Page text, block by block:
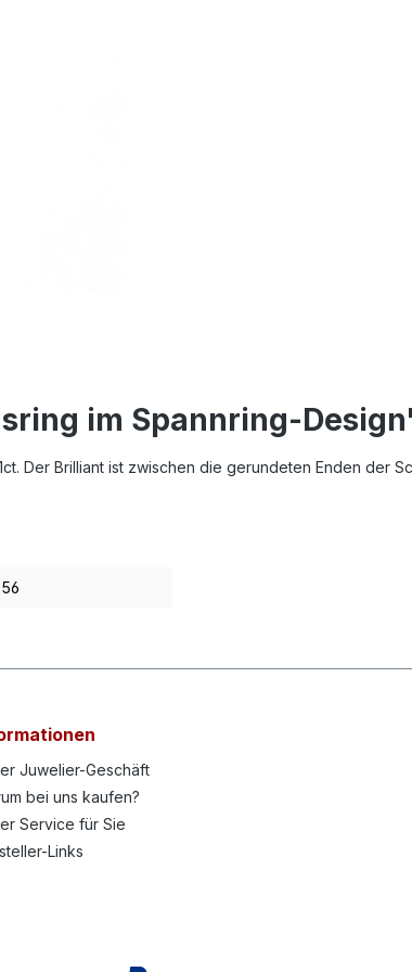
im Spannring-
Der Brilliant ist zwischen die gerundeten Enden der
, 56
Juwelier-Geschäft
bei uns kaufen?
Service für Sie
Links